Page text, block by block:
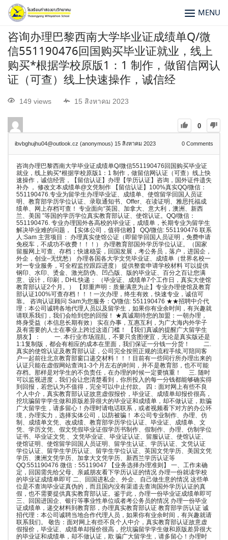
MENU
咨询办理巴黎西南大学毕业证成绩单Q/微
信551190476回国购买毕业证就业，线上
购买*根据学校原版1：1 制作，做留信网认
证（可查）线上快速操作，诚信经
149 views 15 สิงหาคม 2023
0
ibvbghujhu04@outlook.cz (anonymous) 15 สิงหาคม 2023 0 Comments
咨询办理巴黎西南大学毕业证成绩单Q/微信551190476回国购买毕业证
就业，线上购买*根据学校原版1：1 制作，做留信网认证（可查）线上快
速操作，诚信经营，【留信认证】办理【学历认证】咨询，国外证件遗失
补办 ， 修改文本成绩单@文凭制作 【留信认证】100%真实QQ/微信：
551190476.专业为留学生办理毕业证、成绩单、使馆留学回国人员证
明、教育部学历学位认证、录取通知书、Offer、在读证明、雅思托福成
绩单、网上存档可查！ 专业面向“英国、加拿大、意大利，澳洲、新西
兰、美国 ”等国的学历学位真实教育部认证、使馆认证。QQ/微信：
551190476. 专业办理国外各高校的毕业证，成绩单，长期专业为留学生
解决毕业难的问题，【实体公司，值得信赖】 QQ/微信: 551190476 联系
人:Sam 主营项目： 办理真实使馆公证（即留学回国人员证明，免费申请
免税车，不成功不收费！！！） 办理教育部国外学历学位认证。（国家
留服网上可查、存档；快速稳妥，回国发展，考公务员，落户，进国企，
外企，创业–无忧愁） 办理各国各大学文凭毕业证、成绩单（世界名校一
对一专业服务，可全程监控跟踪进度） 提供整套申请学校材料 可以提供
钢印、水印、烫金、激光防伪、凹凸版、版的毕业证、百分之百让您满
意、设计，印刷，DHL快递； （毕业证、成绩单7个工作日，真实大使馆
教育部认证2个月。） 【郑重声明：质量满意为止】专业办理使馆及教育
部认证100%可查存档！！！一次办理，终生有效，快速专业，诚信可
靠。 咨询认证顾问 Sam为您服务：Q/微信: 551190476 ★★招聘中介代
理：本公司诚聘各地代理人员以及留学生，如果你有业余时间，有兴趣就
请联系我们，我们会给到您的回报！ ★真诚期待您的加盟：一朝办理，
终身受益（本信息长期有效） 实在办事，互惠互利，为广大海内外学子
及有需要的人士在事业上跨过这道门槛！ 【我们真诚的提醒广大留学生
朋友】： 一. 本行业市场混乱，不要只贪图便宜，无论是真实版还是
1:1复制版，都会有相应的成本在里面，我们保证一分钱一分货！ 二.
真实的使馆认证及教育部认证，公司完全按照正规的流程手续,可陪同客
户一起前往北京教育部窗口递交材料！！！目前有一些同行所办理出来的
认证只能在虚假网站查询1-3个月左右的时间，并不是教育部，也不可能
存档。那样是对学生的不负责任，在办理的时候一定要慎重！ 三. 随时
可以监视进度，我们会让您清楚看到，你所投入的每一分钱都能够确实得
到回报，若您认为不值得，完全可以中止付款。 四：面对网上有些不良
个人中介，真实教育部认证故意虚假报价，毕业证、成绩单却报价很高，
挖坑骗留学学生做和原版差异很大的毕业证和成绩单，却不做认证，欺骗
广大留学生，请多留心！办理时请电话联系，或者视频看下对方的办公环
境，办理实力，选择实体公司，以防被骗！ 本公司专业制作、办理、仿
制、成绩单文凭、改成绩、教育部学历学位认证、毕业证、成绩单、文
凭、学历文凭、假文凭假毕业证假学历书制作、假制作、办理、仿制学位
证书、毕业证文凭 、文凭毕业证、毕业证认证、留服认证、使馆认证、
使馆证明、使馆留学回国人员证明、留学生认证、学历认证、文凭认证
学位认证、留学生学历认证、留学生学位认证、英国文凭学历、美国文凭
学历、澳洲文凭学历、加拿大文凭学历、新西兰学历认证等
QQ:551190476 微信：55119047 【业务选择办理准则】 一、工作未确
定，回国需先给父母、亲戚朋友看下学历认证的情况 办理一份就读学校
的毕业证成绩单即可 二、回国进私企、外企、自己做生意的情况 这些单
位是不查询毕业证真伪的，而且国内没有渠道去查询国外学历认证的真
假，也不需要提供真实教育部认证。鉴于此，办理一份毕业证成绩单即可
三、回国进国企、银行等事业性单位或者考公务员的情况 办理一份毕业
证成绩单，递交材料到教育部，办理真实教育部认证 教育部学历认证 诚
招代理：本公司诚聘当地合作代理人员，如果你有业余时间，有兴趣就请
联系我们。 敬告：面对网上有些不良个人中介，真实教育部认证故意虚
假报价，毕业证、成绩单却报价很高，挖坑骗留学学生做和原版差异很大
的毕业证和成绩单，却不做认证，欺 骗广大留学生，请多留心！办理时